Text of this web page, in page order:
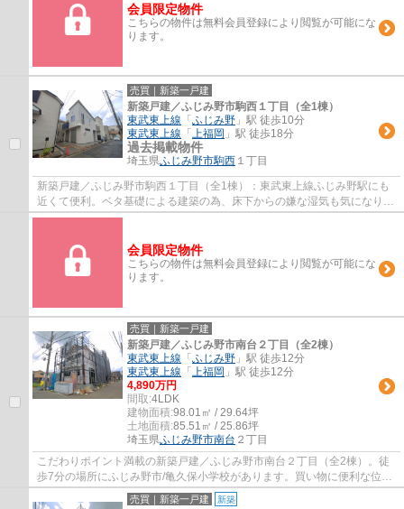
会員限定物件
こちらの物件は無料会員登録により閲覧が可能にな
ります。
売買｜新築一戸建
新築戸建／ふじみ野市駒西１丁目（全1棟）
東武東上線 「 ふじみ野 」駅 徒歩10分
東武東上線 「 上福岡 」駅 徒歩18分
過去掲載物件
埼玉県ふじみ野市駒西 １丁目
新築戸建／ふじみ野市駒西１丁目（全1棟）：東武東上線ふじみ野駅にも
近くて便利。ベタ基礎による建築の為、床下からの嫌な湿気も気になりま
せん。駅まで徒歩10分の物件です。多くの方...
会員限定物件
こちらの物件は無料会員登録により閲覧が可能にな
ります。
売買｜新築一戸建
新築戸建／ふじみ野市南台２丁目（全2棟）
東武東上線 「 ふじみ野 」駅 徒歩12分
東武東上線 「 上福岡 」駅 徒歩12分
4,890万円
間取:4LDK
建物面積:98.01㎡ / 29.64坪
土地面積:85.51㎡ / 25.86坪
埼玉県ふじみ野市南台 ２丁目
こだわりポイント満載の新築戸建／ふじみ野市南台２丁目（全2棟）。徒
歩7分の場所にふじみ野市/亀久保小学校があります。買い物に便利な位置
にスーパーもあります。こちらの物件は閑静...
売買｜新築一戸建 新築